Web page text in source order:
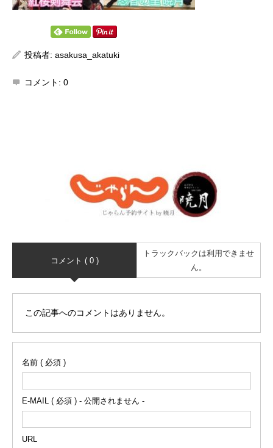
投稿者: asakusa_akatuki
コメント: 0
コメント ( 0 )
トラックバックは利用できませ
ん。
この記事へのコメントはありません。
名前 ( 必須 )
E-MAIL ( 必須 ) - 公開されません -
URL